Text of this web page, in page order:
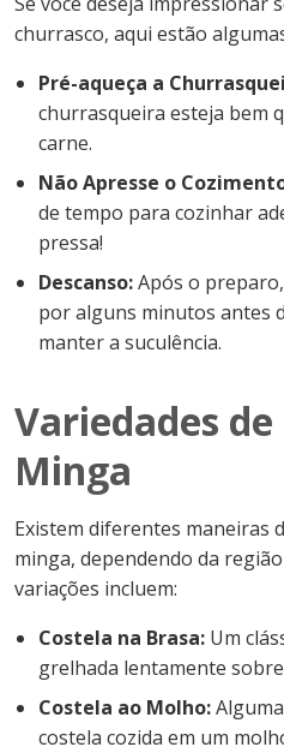
churrasco, aqui estão
Pré-aqueça a
churrasqueira esteja bem
carne.
Não Apresse o
de tempo para cozinhar
pressa!
Descanso:Após o
por alguns minutos antes
manter a suculência.
Variedades de
Minga
Existem diferentes maneiras
minga, dependendo da
variações incluem:
Costela na Brasa: Um
grelhada lentamente
Costela ao Molho:
costela cozida em um